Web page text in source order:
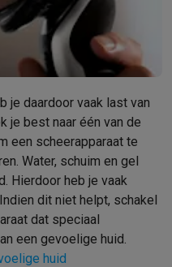
Wasmachine en
Automatische kattenbak
Krultangen Föhnborstels
Baardtrimmers
Epilators Ladyshaves
SpiegelsHand &
Nek &
Bloeddrukmeters
Flessenwarmers
2026 TV
je daardoor vaak last van
je best naar één van de
een scheerapparaat te
Water, schuim en gel
Hierdoor heb je vaak
dit niet helpt, schakel
dat speciaal
een gevoelige huid.
huid